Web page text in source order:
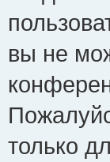
вы не
только